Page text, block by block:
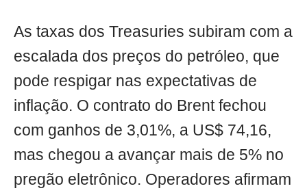
As taxas dos Treasuries subiram com a
escalada dos preços do petróleo, que
pode respigar nas expectativas de
inflação. O contrato do Brent fechou
com ganhos de 3,01%, a US$ 74,16,
mas chegou a avançar mais de 5% no
pregão eletrônico. Operadores afirmam